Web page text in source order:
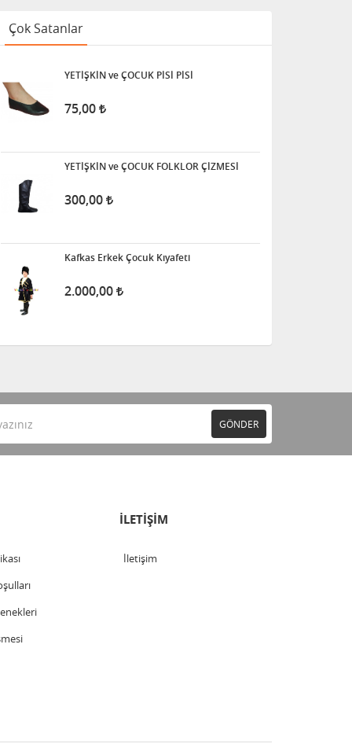
Çok Satanlar
YETİŞKİN ve ÇOCUK PİSİ PİSİ
75,00
YETİŞKİN ve ÇOCUK FOLKLOR ÇİZMESİ
300,00
Kafkas Erkek Çocuk Kıyafeti
2.000,00
GÖNDER
İLETİŞİM
İletişim